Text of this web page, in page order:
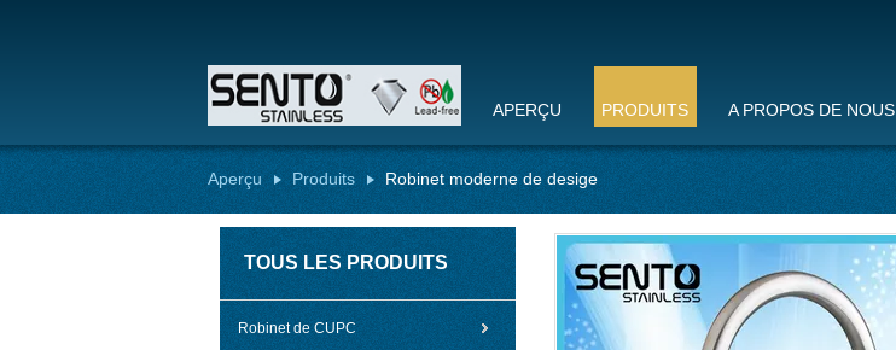
APERÇU PRODUITS A PROPOS DE NOUS
Aperçu Produits Robinet moderne de desige
TOUS LES PRODUITS
Robinet de CUPC